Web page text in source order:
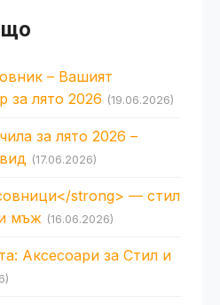
– Вашият
за лято 2026 (19.06.2026)
за лято 2026 –
(17.06.2026)
strong> — стил
мъж (16.06.2026)
Аксесоари за Стил и